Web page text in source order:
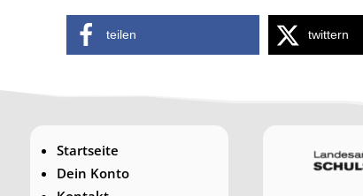
teilen twittern
Startseite
Dein Konto